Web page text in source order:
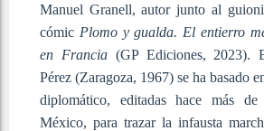
Manuel Granell, autor junto al
cómic Plomo y gualda. El entierro
en Francia (GP Ediciones, 2023).
Pérez (Zaragoza, 1967) se ha basado
diplomático, editadas hace más
México, para trazar la infausta